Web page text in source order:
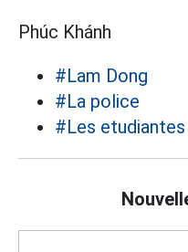
Phúc Khánh
#Lam Dong
#La police
#Les etudiantes